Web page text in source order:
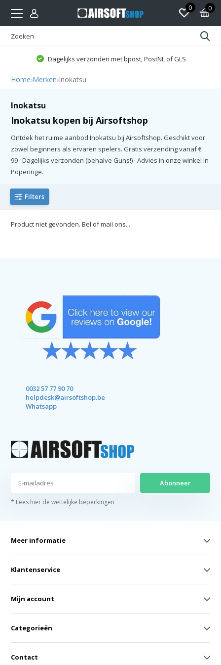
0 0
Dagelijks verzonden met bpost, PostNL of GLS
Home›Merken›Inokatsu
Inokatsu
Inokatsu kopen bij Airsoftshop
Ontdek het ruime aanbod Inokatsu bij Airsoftshop. Geschikt voor
zowel beginners als ervaren spelers. Gratis verzending vanaf €
99 · Dagelijks verzonden (behalve Guns!) · Advies in onze winkel in
Poperinge.
Filters
Product niet gevonden. Bel of mail ons...
0032 57 77 90 70
helpdesk@airsoftshop.be
Whatsapp
Abonneer
* Lees hier de wettelijke beperkingen
Meer informatie
Klantenservice
Mijn account
Categorieën
Contact